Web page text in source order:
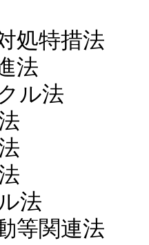
処特措法
法
ル法
法
等関連法